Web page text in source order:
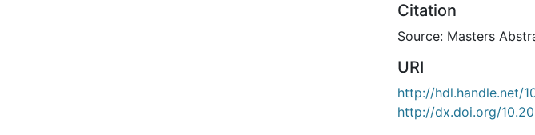
Citation
Source: Masters
URI
http://hdl.handle.net/
http://dx.doi.org/